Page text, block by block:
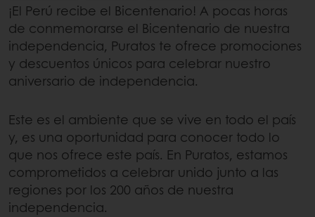
¡El Perú recibe el Bicentenario! A pocas horas
de conmemorarse el Bicentenario de nuestra
independencia, Puratos te ofrece promociones
y descuentos únicos para celebrar nuestro
aniversario de independencia.
Este es el ambiente que se vive en todo el país
y, es una oportunidad para conocer todo lo
que nos ofrece este país. En Puratos, estamos
comprometidos a celebrar unido junto a las
regiones por los 200 años de nuestra
independencia.